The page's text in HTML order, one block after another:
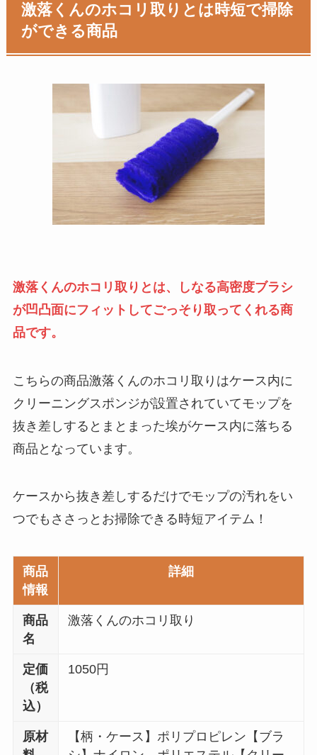
激落くんのホコリ取りとは時短で掃除
ができる商品
激落くんのホコリ取りとは、しなる高密度ブラシ
が凹凸面にフィットしてごっそり取ってくれる商
品です。
こちらの商品激落くんのホコリ取りはケース内に
クリーニングスポンジが設置されていてモップを
抜き差しするとまとまった埃がケース内に落ちる
商品となっています。
ケースから抜き差しするだけでモップの汚れをい
つでもささっとお掃除できる時短アイテム！
商品
情報
詳細
商品
名
激落くんのホコリ取り
定価
（税
込）
1050円
原材
【柄・ケース】ポリプロピレン【ブラ